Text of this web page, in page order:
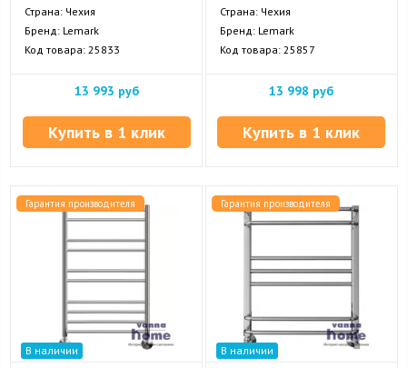
Страна: Чехия
Бренд: Lemark
Код товара: 25833
13 993 руб
Купить в 1 клик
Страна: Чехия
Бренд: Lemark
Код товара: 25857
13 998 руб
Купить в 1 клик
Гарантия производителя
В наличии
Гарантия производителя
В наличии